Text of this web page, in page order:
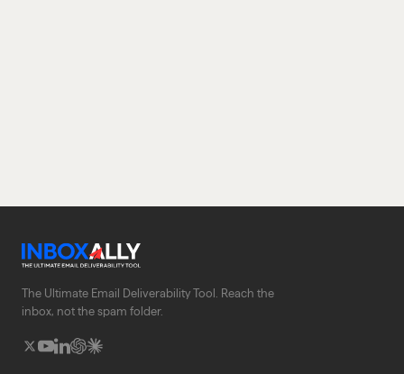
The Ultimate Email Deliverability Tool. Reach the
inbox, not the spam folder.